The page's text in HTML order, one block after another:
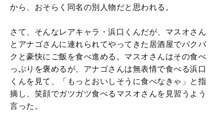
から、おそらく同名の別人物だと思われる。
さて、そんなレアキャラ・浜口くんだが、マスオさん
とアナゴさんに連れられてやってきた居酒屋でバクバ
クと豪快にご飯を食べ進める。マスオさんはその食べ
っぷりを褒めるが、アナゴさんは無表情で食べる浜口
くんを見て、「もっとおいしそうに食べなきゃ」と指
摘し、笑顔でガツガツ食べるマスオさんを見習うよう
言った。